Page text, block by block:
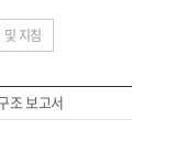
및 지침
조 보고서